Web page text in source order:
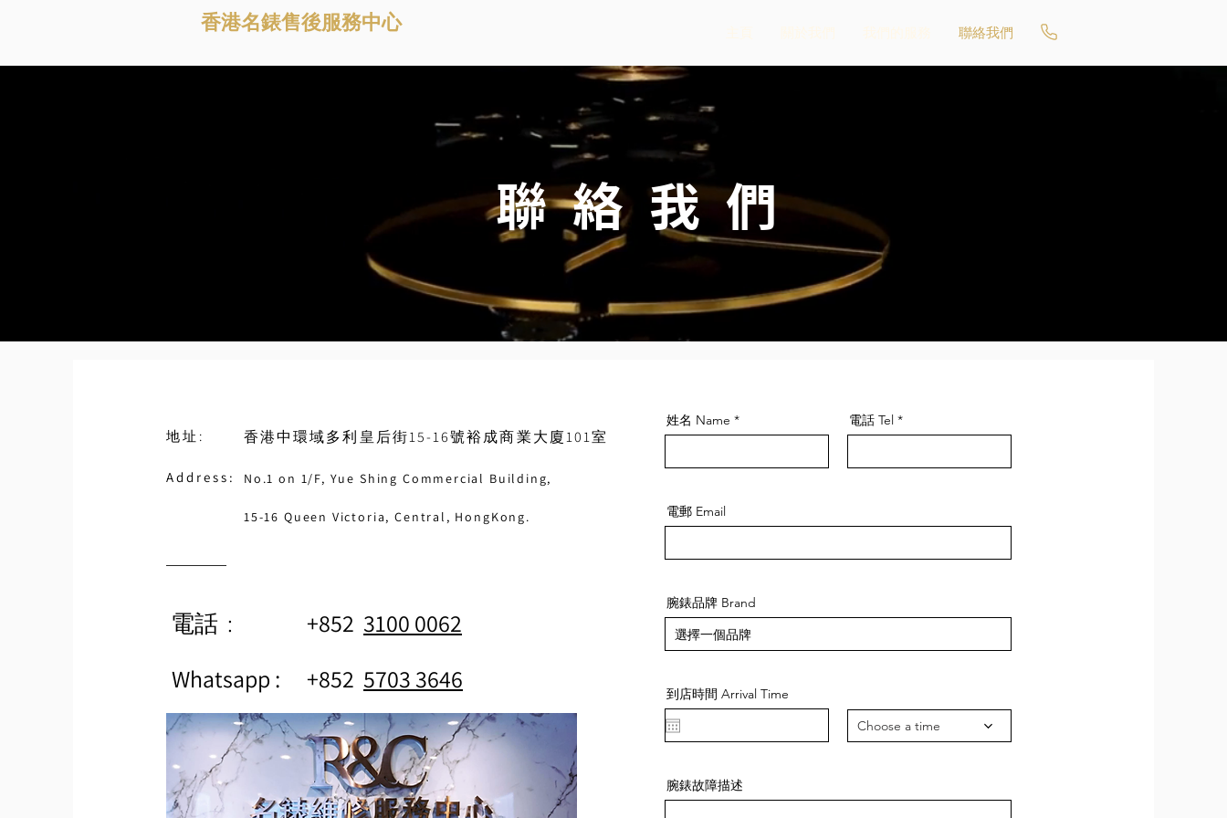
香港名錶售後服務中心 聯絡我們
聯絡我們
地址:
Address:
電話 : +852 3100 0062
姓名 Name 電話 Tel
電郵 Email
腕錶品牌 Brand
到店時間 Arrival Time
Choose a time
腕錶故障描述
香港中環域多利皇后街15-16號裕成商業大廈101室
No.1 on 1/F, Yue Shing Commercial Building,
15-16 Queen Victoria, Central, HongKong.
Whatsapp : +852 5703 3646